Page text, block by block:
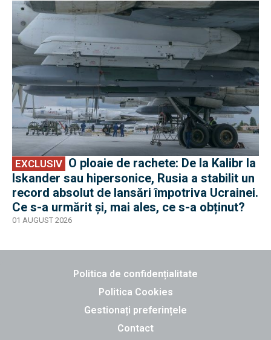
EXCLUSIV
EXCLUSIV
Iskander sau hipersonice, Rusia a stabilit un
record absolut de lansări împotriva Ucrainei.
Ce s-a urmărit și, mai ales, ce s-a obținut?
01 AUGUST 2026
Politica de confidențialitate
Politica Cookies
Gestionați preferințele
Contact